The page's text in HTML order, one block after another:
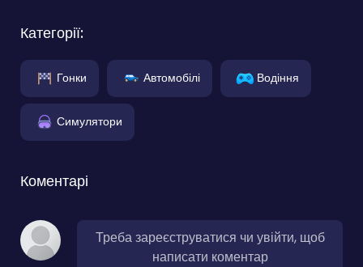
Категорії:
Гонки Автомобілі Водіння
Симулятори
Коментарі
Треба зареєструватися чи увійти, щоб
написати коментар